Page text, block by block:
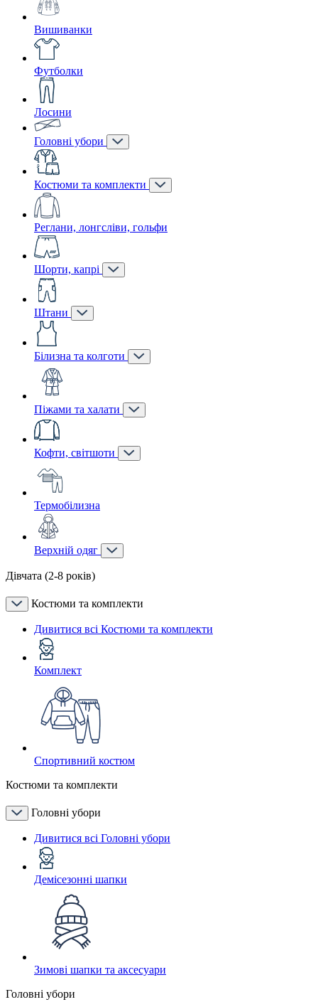
Вишиванки
Футболки
Лосини
Головні убори
Костюми та комплекти
Реглани, лонгсліви, гольфи
Шорти, капрі
Штани
Білизна та колготи
Піжами та халати
Кофти, світшоти
Термобілизна
Верхній одяг
Дівчата (2-8 років)
Костюми та комплекти
Дивитися всі Костюми та комплекти
Комплект
Спортивний костюм
Костюми та комплекти
Головні убори
Дивитися всі Головні убори
Демісезонні шапки
Зимові шапки та аксесуари
Головні убори